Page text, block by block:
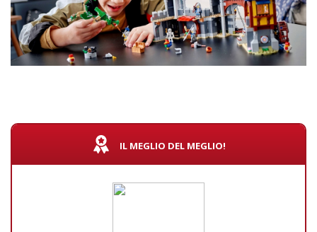
IL MEGLIO DEL MEGLIO!